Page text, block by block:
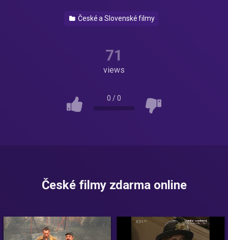
České a Slovenské filmy
71
views
0 /0
České filmy zdarma online